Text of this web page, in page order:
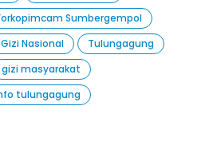
Sumbergempol
Nasional
Tulungagung
gizi masyarakat
tulungagung